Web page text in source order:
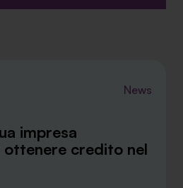
News
impresa
credito nel